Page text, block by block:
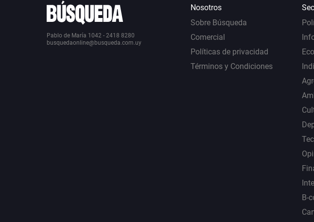
Pablo de María 1042 - 2418 8280
busquedaonline@busqueda.com.uy
Nosotros
Sobre Búsqueda
Comercial
Políticas de privacidad
Términos y Condiciones
B-